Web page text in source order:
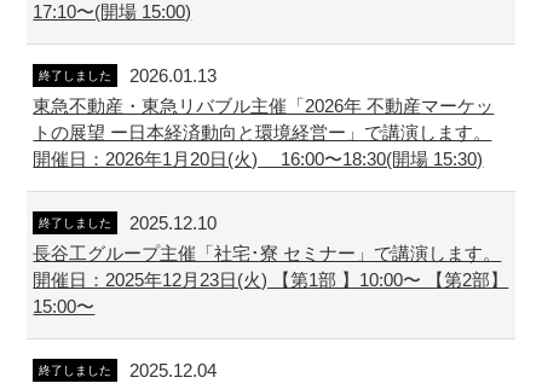
17:10〜(開場 15:00)
終了しました
2026.01.13
東急不動産・東急リバブル主催「2026年 不動産マーケッ
トの展望 ー日本経済動向と環境経営ー」で講演します。
開催日：2026年1月20日(火) 16:00〜18:30(開場 15:30)
終了しました
2025.12.10
長谷工グループ主催「社宅･寮 セミナー」で講演します。
開催日：2025年12月23日(火) 【第1部 】10:00〜 【第2部】
15:00〜
終了しました
2025.12.04